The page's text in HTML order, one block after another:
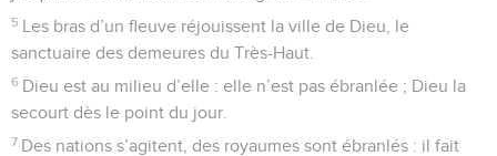
5 Les bras d’un fleuve réjouissent la ville de Dieu, le
sanctuaire des demeures du Très-Haut.
6 Dieu est au milieu d’elle : elle n’est pas ébranlée ; Dieu la
secourt dès le point du jour.
7 Des nations s’agitent, des royaumes sont ébranlés : il fait